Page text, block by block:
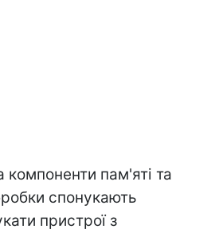
компоненти пам'яті та
спонукають
пристрої з